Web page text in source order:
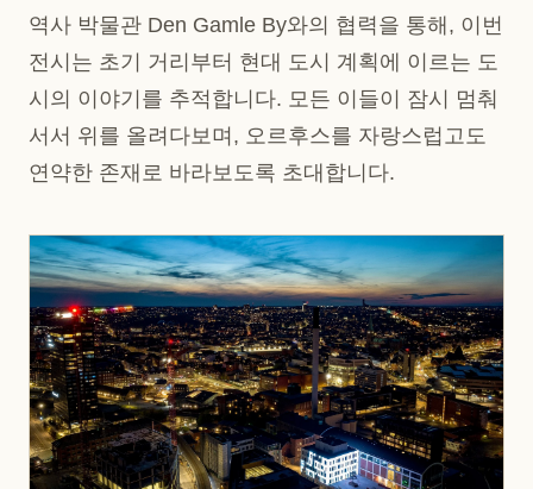
역사 박물관 Den Gamle By와의 협력을 통해, 이번
전시는 초기 거리부터 현대 도시 계획에 이르는 도
시의 이야기를 추적합니다. 모든 이들이 잠시 멈춰
서서 위를 올려다보며, 오르후스를 자랑스럽고도
연약한 존재로 바라보도록 초대합니다.